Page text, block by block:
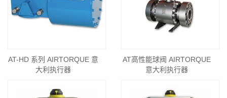
AT-HD 系列 AIRTORQUE 意
大利执行器
AT高性能球阀 AIRTORQUE
意大利执行器